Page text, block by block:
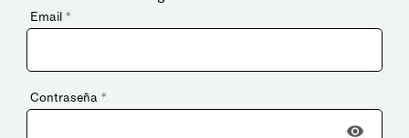
Email *
Contraseña *